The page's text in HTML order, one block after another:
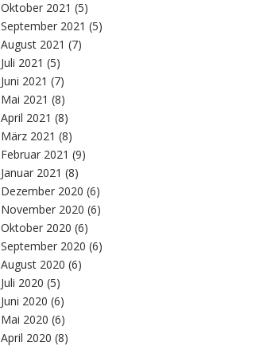
Oktober 2021 (5)
September 2021 (5)
August 2021 (7)
Juli 2021 (5)
Juni 2021 (7)
Mai 2021 (8)
April 2021 (8)
März 2021 (8)
Februar 2021 (9)
Januar 2021 (8)
Dezember 2020 (6)
November 2020 (6)
Oktober 2020 (6)
September 2020 (6)
August 2020 (6)
Juli 2020 (5)
Juni 2020 (6)
Mai 2020 (6)
April 2020 (8)